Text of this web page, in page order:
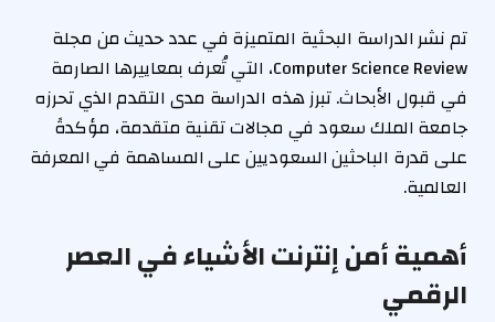
تم نشر الدراسة البحثية المتميزة في عدد حديث من مجلة
Computer Science Review، التي تُعرف بمعاييرها الصارمة
في قبول الأبحاث. تبرز هذه الدراسة مدى التقدم الذي تحرزه
جامعة الملك سعود في مجالات تقنية متقدمة، مؤكدةً
على قدرة الباحثين السعوديين على المساهمة في المعرفة
العالمية.
أهمية أمن إنترنت الأشياء في العصر
الرقمي